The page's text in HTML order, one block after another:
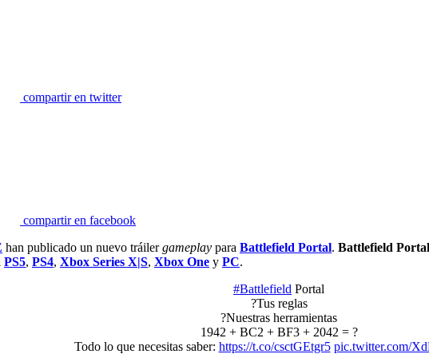
compartir en twitter
compartir en facebook
han publicado un nuevo tráilergameplay para Battlefield Portal. Battlefield Portal
PS5, PS4, Xbox Series X|S, Xbox One y PC.
#Battlefield Portal
?Tus reglas
?Nuestras herramientas
1942 + BC2 + BF3 + 2042 = ?
Todo lo que necesitas saber: https://t.co/csctGEtgr5 pic.twitter.com/